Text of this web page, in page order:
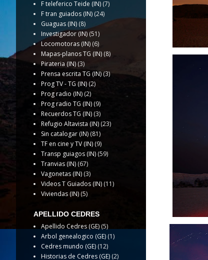
F teleferico Teide (IN) (7)
F tran guiados (IN) (24)
Guaguas (IN) (8)
Investigador (IN) (51)
Locomotoras (IN) (6)
Mapas-planos TG (IN) (8)
Pirateria (IN) (3)
Prensa escrita TG (IN)(3)
Prog TV - TG (IN) (2)
Prog radio (IN) (2)
Prog radio TG (IN) (9)
Recuerdos TG (IN) (3)
Refugio Altavista (IN) (23)
Sin catalogar (IN) (81)
TF en cine y TV (IN) (9)
Transp guiagos (IN)(59)
Tranvias (IN) (67)
Vagonetas (IN) (3)
Videos T Guiados (IN) (11)
Viviendas (IN) (5)
APELLIDO CEDRES
Apellido Cedres (GE) (5)
Arbol genealogico (GE) (1)
Cedres mundo (GE) (12)
Historias de Cedres (GE) (2)